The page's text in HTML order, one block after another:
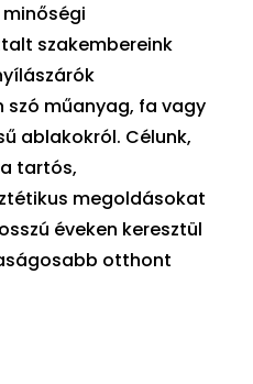
szakembereink
szó műanyag, fa vagy
ablakokról. Célunk,
tartós,
megoldásokat
éveken keresztül
otthont